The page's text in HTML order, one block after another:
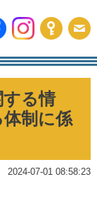
る情
制に係
2024-07-01 08:58:23